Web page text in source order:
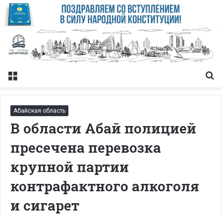
Меню
Абайская область
В области Абай полицией
пресечена перевозка
крупной партии
контрафактного алкоголя
и сигарет